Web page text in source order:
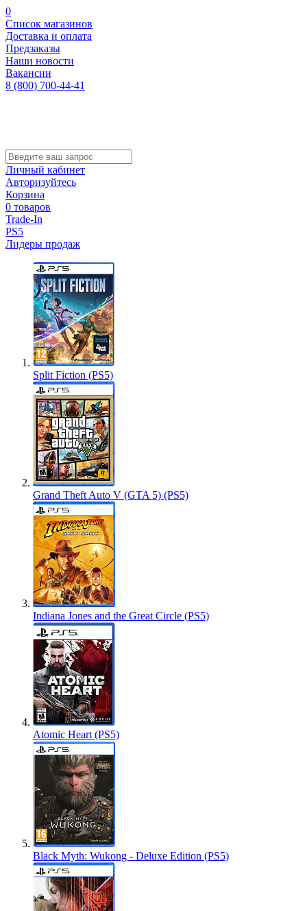
0
Список магазинов
Доставка и оплата
Предзаказы
Наши новости
Вакансии
8 (800) 700-44-41
Личный кабинет
Авторизуйтесь
Корзина
0 товаров
Trade-In
PS5
Лидеры продаж
Split Fiction (PS5)
Grand Theft Auto V (GTA 5) (PS5)
Indiana Jones and the Great Circle (PS5)
Atomic Heart (PS5)
Black Myth: Wukong - Deluxe Edition (PS5)